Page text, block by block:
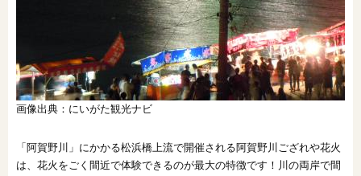
画像出典：にいがた観光ナビ
「阿賀野川」にかかる松浜橋上流で開催される阿賀野川ござれや花火
は、花火をごく間近で体験できるのが最大の特徴です！川の両岸で間